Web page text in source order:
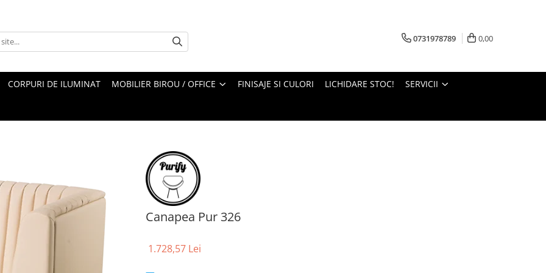
0731978789 0,00
CORPURI DE ILUMINAT MOBILIER BIROU / OFFICE FINISAJE SI CULORI LICHIDARE STOC! SERVICII
Canapea Pur 326
1.728,57 Lei